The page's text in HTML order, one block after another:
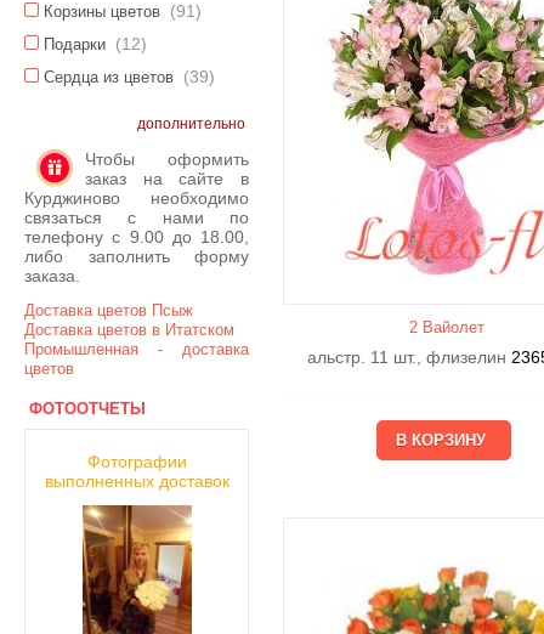
Корзины цветов (91)
Подарки (12)
Сердца из цветов (39)
дополнительно
Чтобы оформить
заказ на сайте в
Курджиново необходимо
связаться с нами по
телефону с 9.00 до 18.00,
либо заполнить форму
заказа.
Доставка цветов Псыж
Доставка цветов в Итатском
Промышленная - доставка
цветов
ФОТООТЧЕТЫ
Фотографии
выполненных доставок
2 Вайолет
альстр. 11 шт., флизелин